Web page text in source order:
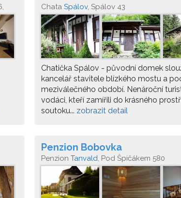
Chata Spálov, Spálov 43
Chatička Spálov - původní domek
kancelář stavitele blízkého mostu a
meziválečného období. Nenároční
vodáci, kteří zamířili do krásného
soutoku... zobrazit detail
Penzion Bobovka
Penzion Tanvald, Pod Špičákem 580